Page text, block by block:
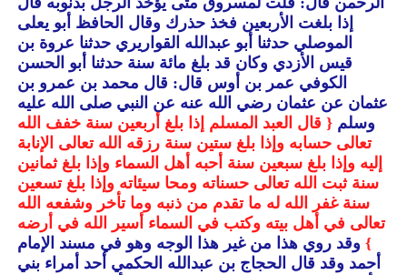
إذا بلغت الأربعين فخذ حذرك وقال الحافظ أبو يعلى
الموصلي حدثنا أبو عبدالله القواريري حدثنا عروة بن
قيس الأزدي وكان قد بلغ مائة سنة حدثنا أبو الحسن
الكوفي عمر بن أوس قال: قال محمد بن عمرو بن
عثمان عن عثمان رضي الله عنه عن النبي صلى الله عليه
وسلم { قال العبد المسلم إذا بلغ أربعين سنة خفف الله
تعالى حسابه وإذا بلغ ستين سنة رزقه الله تعالى الإنابة
إليه وإذا بلغ سبعين سنة أحبه أهل السماء وإذا بلغ ثمانين
سنة ثبت الله تعالى حسناته ومحا سيئاته وإذا بلغ تسعين
سنة غفر الله له ما تقدم من ذنبه وما تأخر وشفعه الله
تعالى في أهل بيته وكتب في السماء أسير الله في أرضه
}وقد روي هذا من غير هذا الوجه وهو في مسند الإمام
أحمد وقد قال الحجاج بن عبدالله الحكمي أحد أمراء بني